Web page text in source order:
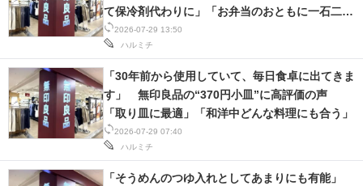
2026-07-29 13:50
ハルミチ
て保冷剤代わりに」「お弁当のおともに一石二鳥
♪」
2026-07-29 07:40
ハルミチ
「30年前から使用していて、毎日食卓に出てきま
す」 無印良品の“370円小皿”に高評価の声
「取り皿に最適」「和洋中どんな料理にも合う」
「そうめんのつゆ入れとしてあまりにも有能」